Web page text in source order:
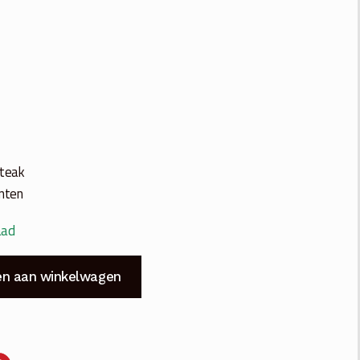
aan winkelwagen